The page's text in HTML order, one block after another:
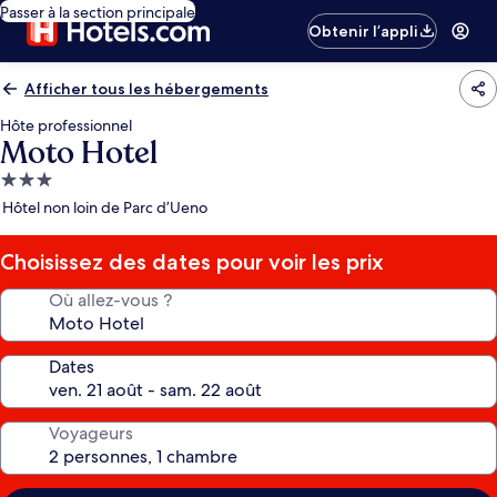
Passer à la section principale
Obtenir l’appli
Afficher tous les hébergements
Hôte professionnel
Moto Hotel
Hébergement
3.0 étoiles
Hôtel non loin de Parc d’Ueno
Choisissez des dates pour voir les prix
Où allez-vous ?
Dates
Voyageurs